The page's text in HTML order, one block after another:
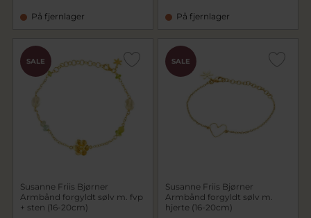
På fjernlager På fjernlager
SALE
Susanne Friis Bjørner
Armbånd forgyldt sølv m. fvp
+ sten (16-20cm)
SALE
Susanne Friis Bjørner
Armbånd forgyldt sølv m.
hjerte (16-20cm)